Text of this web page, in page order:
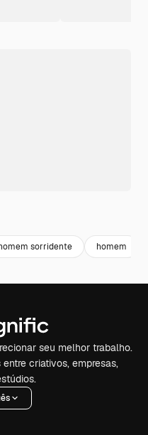
sorridente homem
seu melhor trabalho.
criativos, empresas,